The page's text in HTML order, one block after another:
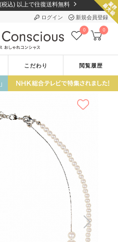
込) 以上で往復送料無料
ログイン 新規会員登録
0 0
こだわり 閲覧履歴